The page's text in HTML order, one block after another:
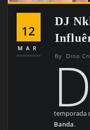
12
MAR
DJ
By Dino
D
temporada
Banda.